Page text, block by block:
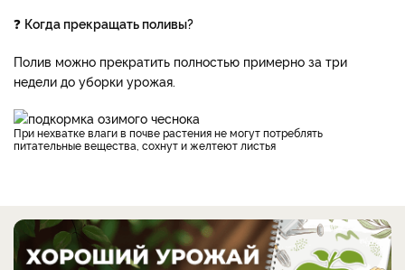
❓ Когда прекращать поливы?
Полив можно прекратить полностью примерно за три
недели до уборки урожая.
При нехватке влаги в почве растения не могут потреблять
питательные вещества, сохнут и желтеют листья